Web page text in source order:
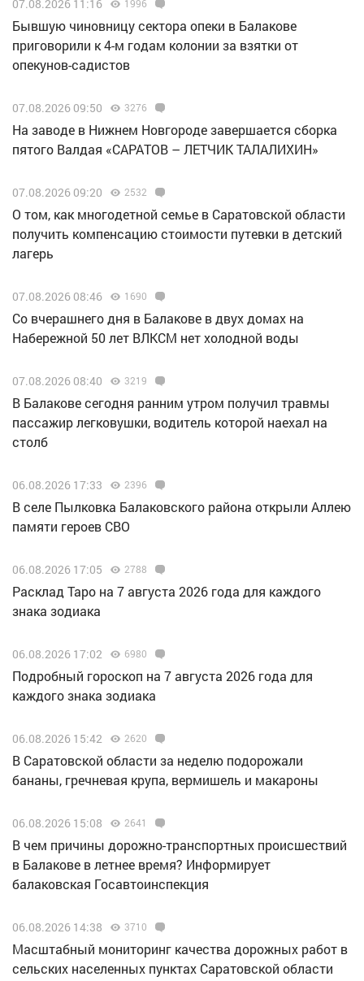
07.08.2026 11:16 1996
Бывшую чиновницу сектора опеки в Балакове
приговорили к 4-м годам колонии за взятки от
опекунов-садистов
07.08.2026 09:50 3276
Н️а заводе в Нижнем Новгороде завершается сборка
пятого Валдая «САРАТОВ – ЛЕТЧИК ТАЛАЛИХИН»
07.08.2026 09:20 2532
О том, как многодетной семье в Саратовской области
получить компенсацию стоимости путевки в детский
лагерь
07.08.2026 08:46 1690
Со вчерашнего дня в Балакове в двух домах на
Набережной 50 лет ВЛКСМ нет холодной воды
07.08.2026 08:40 3219
В Балакове сегодня ранним утром получил травмы
пассажир легковушки, водитель которой наехал на
столб
06.08.2026 17:33 2396
В селе Пылковка Балаковского района открыли Аллею
памяти героев СВО
06.08.2026 17:05 2788
Расклад Таро на 7 августа 2026 года для каждого
знака зодиака
06.08.2026 17:02 6980
Подробный гороскоп на 7 августа 2026 года для
каждого знака зодиака
06.08.2026 15:42 2620
В Саратовской области за неделю подорожали
бананы, гречневая крупа, вермишель и макароны
06.08.2026 15:08 2641
В чем причины дорожно-транспортных происшествий
в Балакове в летнее время? Информирует
балаковская Госавтоинспекция
06.08.2026 14:38 3710
Масштабный мониторинг качества дорожных работ в
сельских населенных пунктах Саратовской области